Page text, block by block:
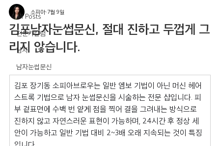
All Posts
전문가칼럼
남자
남자눈썹문신
김포남자눈썹문신, 절대 진하고 두껍게 그
리지 않습니다.
소피아 7월 9일
김포 장기동 소피아브로우는 일반 엠보 기법이 아닌 머신 헤어
스트록 기법으로 남자 눈썹문신을 시술하는 전문 샵입니다. 피
부 겉표면에 수백 번 얕게 점을 찍어 결을 그려내는 방식으로
진하지 않고 자연스러운 표현이 가능하며, 24시간 후 정상 세
안이 가능하고 일반 기법 대비 2~3배 오래 지속되는 것이 특징